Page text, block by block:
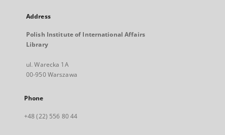
Address
Polish Institute of International Affairs
Library
ul. Warecka 1A
00-950 Warszawa
Phone
+48 (22) 556 80 44